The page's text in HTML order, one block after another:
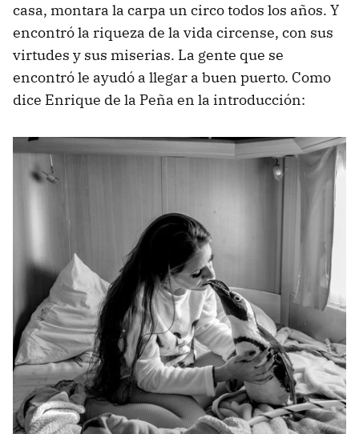
casa, montara la carpa un circo todos los años. Y
encontró la riqueza de la vida circense, con sus
virtudes y sus miserias. La gente que se
encontró le ayudó a llegar a buen puerto. Como
dice Enrique de la Peña en la introducción: